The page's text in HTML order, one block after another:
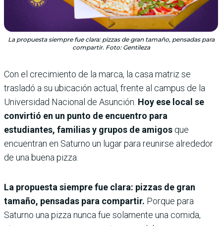
La propuesta siempre fue clara: pizzas de gran tamaño, pensadas para
compartir. Foto: Gentileza
Con el crecimiento de la marca, la casa matriz se
trasladó a su ubicación actual, frente al campus de la
Universidad Nacional de Asunción. Hoy ese local se
convirtió en un punto de encuentro para
estudiantes, familias y grupos de amigos que
encuentran en Saturno un lugar para reunirse alrededor
de una buena pizza.
La propuesta siempre fue clara: pizzas de gran
tamaño, pensadas para compartir. Porque para
Saturno una pizza nunca fue solamente una comida,